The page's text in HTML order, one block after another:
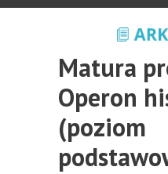
Matura
Operon
(poziom